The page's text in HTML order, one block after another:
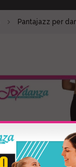
Pantajazz per